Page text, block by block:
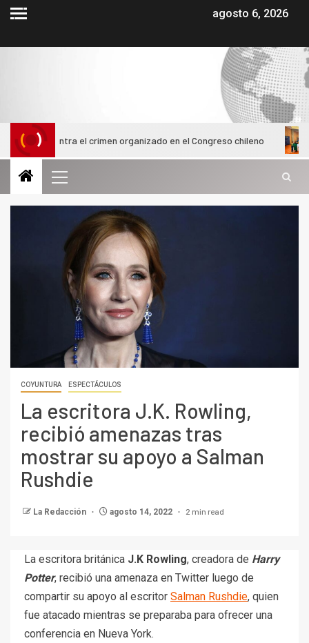
agosto 6, 2026
contra el crimen organizado en el Congreso chileno
COYUNTURA ESPECTÁCULOS
La escritora J.K. Rowling,
recibió amenazas tras
mostrar su apoyo a Salman
Rushdie
La Redacción agosto 14, 2022 2 min read
La escritora británica J.K Rowling, creadora de Harry
Potter, recibió una amenaza en Twitter luego de
compartir su apoyo al escritor Salman Rushdie, quien
fue atacado mientras se preparaba para ofrecer una
conferencia en Nueva York.